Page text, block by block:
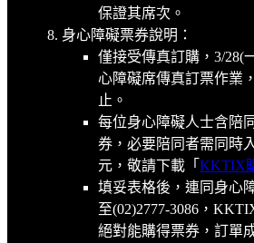
保證其席次。
身心障礙票券說明：
僅接受傳真訂購，3/28(
心障礙席傳真訂票作業
止。
每位身心障礙人士含陪
券，必要陪同者需同時
元，敬請下載「 KKTIX
填妥表格後，連同身心
至(02)2777-3086，
絕對能購得票券，訂單